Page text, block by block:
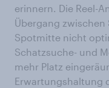
erinnern. Die Reel-
Übergang
Spotmitte nicht
Schatzsuche- und
mehr Platz
Erwartungshaltung